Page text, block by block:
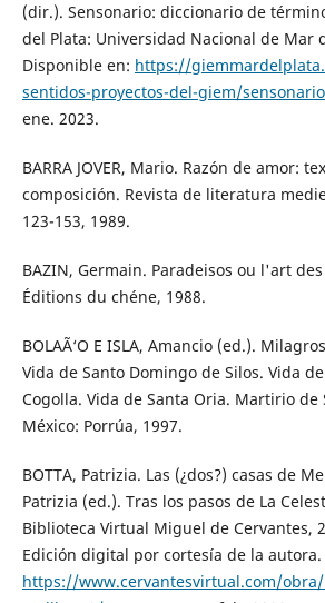
(dir.). Sensonario: diccionario de
del Plata: Universidad Nacional de Mar
Disponible en: https://
sentidos-proyectos-del-giem/
ene. 2023.
BARRA JOVER, Mario. Razón de amor:
composición. Revista de literatura
123-153, 1989.
BAZIN, Germain. Paradeisos ou l'art
Éditions du chéne, 1988.
BOLAÃ‘O E ISLA, Amancio (ed.).
Vida de Santo Domingo de Silos. Vida
Cogolla. Vida de Santa Oria. Martirio de
México: Porrúa, 1997.
BOTTA, Patrizia. Las (¿dos?) casas de
Patrizia (ed.). Tras los pasos de La
Biblioteca Virtual Miguel de Cervantes,
Edición digital por cortesía de la
https://www.cervantesvirtual.com/obra/